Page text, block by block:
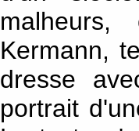
malheurs,
Kermann,
dresse
portrait